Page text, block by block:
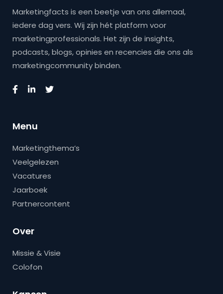
Marketingfacts is een beetje van ons allemaal,
iedere dag vers. Wij zijn hét platform voor
marketingprofessionals. Het zijn de insights,
podcasts, blogs, opinies en recencies die ons als
marketingcommunity binden.
Menu
Marketingthema’s
Veelgelezen
Vacatures
Jaarboek
Partnercontent
Over
Missie & Visie
Colofon